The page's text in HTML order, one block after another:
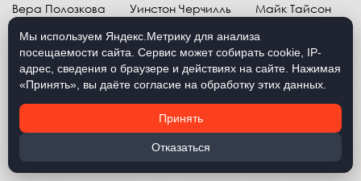
Вера Полозкова Уинстон Черчилль Майк Тайсон
Марк Твен Расул Гамзатов Грег Плитт
Далай-лама XIV Уоррен Баффетт
Давид Самойлов Антон Чехов Жан-Поль Сартр
Брюс Ли Бенджамин Франклин Лев Н. Толстой
Рене Декарт Александр Македонский
Мы используем Яндекс.Метрику для анализа
посещаемости сайта. Сервис может собирать cookie, IP-
адрес, сведения о браузере и действиях на сайте. Нажимая
«Принять», вы даёте согласие на обработку этих данных.
Принять
Отказаться